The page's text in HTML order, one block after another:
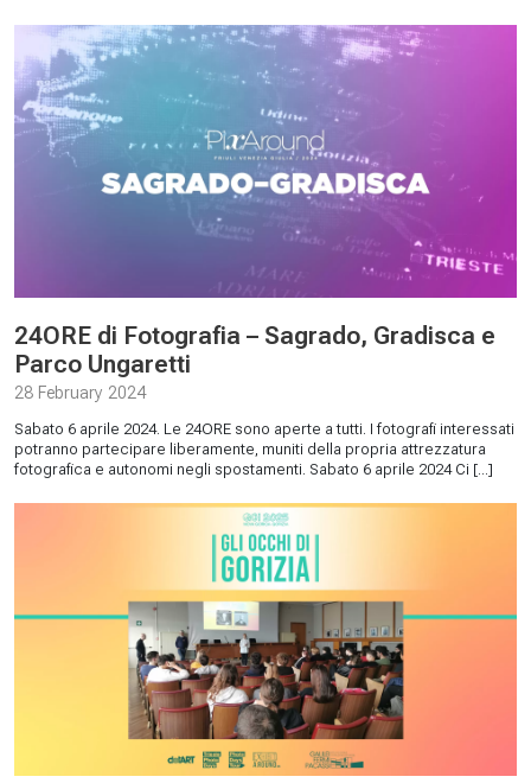
24ORE di Fotografia – Sagrado, Gradisca e
Parco Ungaretti
28 February 2024
Sabato 6 aprile 2024. Le 24ORE sono aperte a tutti. I fotografi interessati
potranno partecipare liberamente, muniti della propria attrezzatura
fotografica e autonomi negli spostamenti. Sabato 6 aprile 2024 Ci [...]